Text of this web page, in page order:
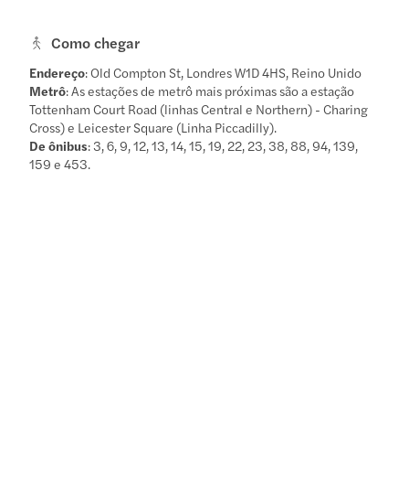
Como chegar
Endereço: Old Compton St, Londres W1D 4HS, Reino Unido
Metrô: As estações de metrô mais próximas são a estação
Tottenham Court Road (linhas Central e Northern) - Charing
Cross) e Leicester Square (Linha Piccadilly).
De ônibus: 3, 6, 9, 12, 13, 14, 15, 19, 22, 23, 38, 88, 94, 139,
159 e 453.